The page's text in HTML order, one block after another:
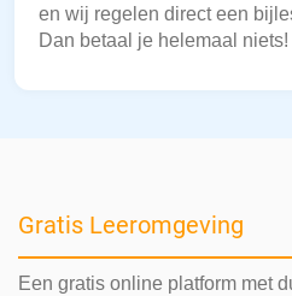
en wij regelen direct een
Dan betaal je helemaal niets!
Gratis Leeromgeving
Een gratis online platform met